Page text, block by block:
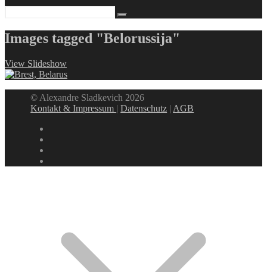
Images tagged "Belorussija"
View Slideshow
© Alexandre Sladkevich 2026
Kontakt & Impressum |Datenschutz | AGB